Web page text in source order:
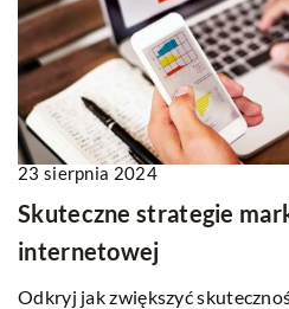
23 sierpnia 2024
Skuteczne strategie
internetowej
Odkryj jak zwiększyć